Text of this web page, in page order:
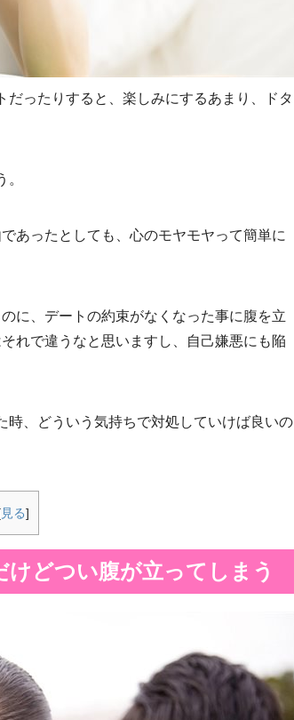
ったりすると、楽しみにするあまり、ドタ
あったとしても、心のモヤモヤって簡単に
に、デートの約束がなくなった事に腹を立
れで違うなと思いますし、自己嫌悪にも陥
、どういう気持ちで対処していけば良いの
見る]
どつい腹が立ってしまう